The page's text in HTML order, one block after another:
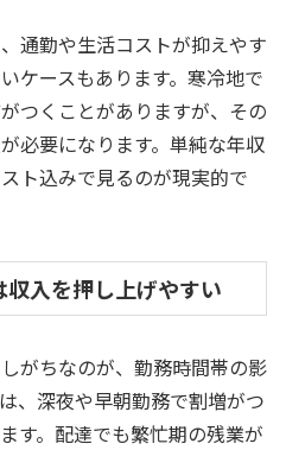
通勤や生活コストが抑えやす
ケースもあります。寒冷地で
つくことがありますが、その
必要になります。単純な年収
ト込みで見るのが現実的で
入を押し上げやすい
がちなのが、勤務時間帯の影
、深夜や早朝勤務で割増がつ
す。配達でも繁忙期の残業が